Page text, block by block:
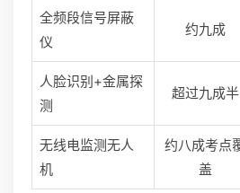
全频段信号屏蔽
仪
约九成
人脸识别+金属探
测
超过九成半
无线电监测无人
机
约八成考点
盖